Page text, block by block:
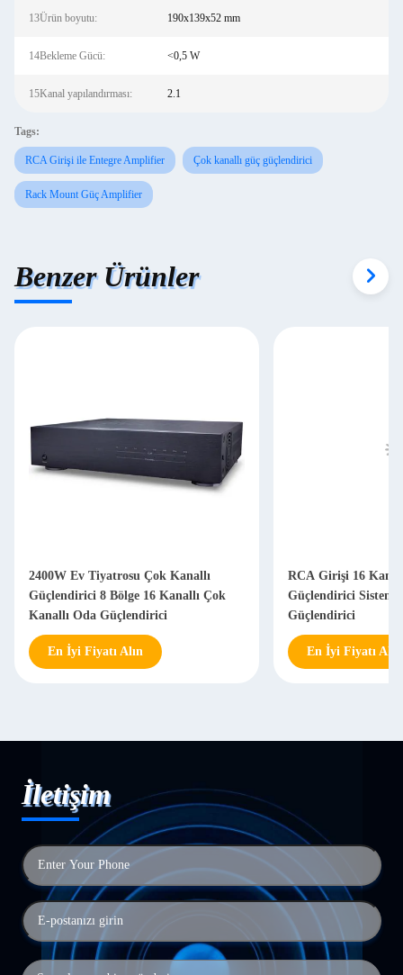
13Ürün boyutu: 190x139x52 mm
14Bekleme Gücü: <0,5 W
15Kanal yapılandırması: 2.1
Tags:
RCA Girişi ile Entegre Amplifier Çok kanallı güç güçlendirici
Rack Mount Güç Amplifier
Benzer Ürünler
2400W Ev Tiyatrosu Çok Kanallı
Güçlendirici 8 Bölge 16 Kanallı Çok
Kanallı Oda Güçlendirici
En İyi Fiyatı Alın
RCA Girişi 16 Kanal
Güçlendirici
Güçlendirici
En İyi Fiyatı Alın
İletişim